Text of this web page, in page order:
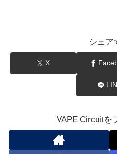
シェア
X
VAPE Circuitを